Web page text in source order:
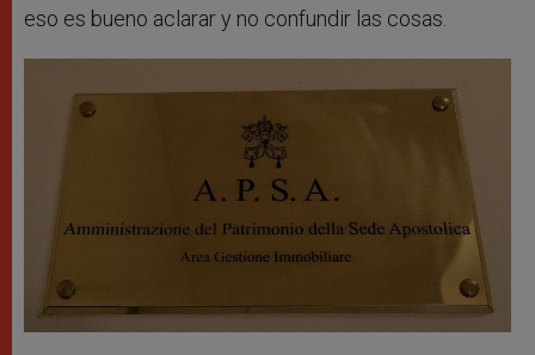
eso es bueno aclarar y no confundir las cosas.